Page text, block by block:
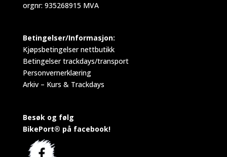
orgnr: 935268915 MVA
Betingelser/Informasjon:
Kjøpsbetingelser nettbutikk
Betingelser trackdays/transport
Personvernerklæring
Arkiv – Kurs & Trackdays
Besøk og følg
BikePort® på facebook!